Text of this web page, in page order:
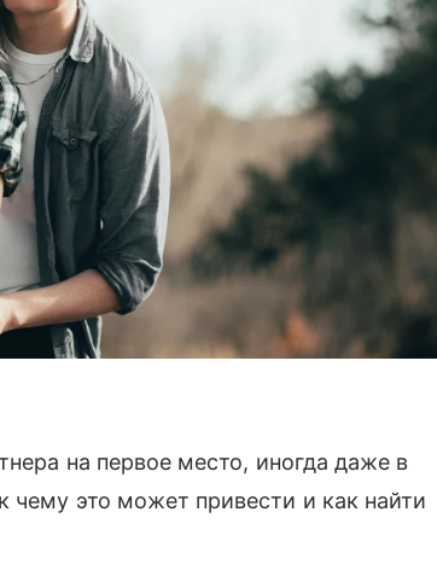
на первое место, иногда даже в
это может привести и как найти